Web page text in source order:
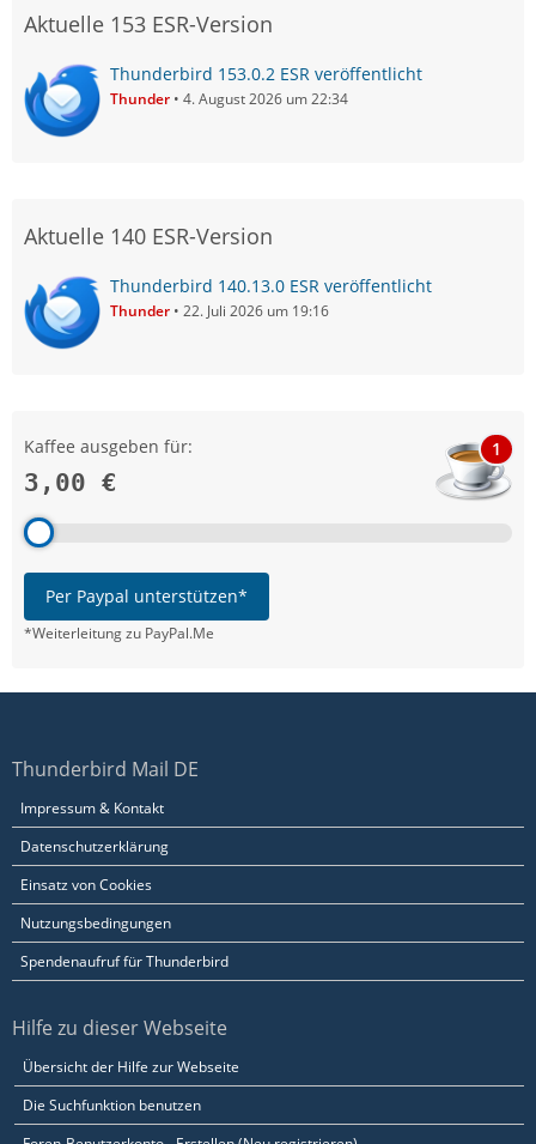
Aktuelle 153 ESR-Version
Thunderbird 153.0.2 ESR veröffentlicht
Thunder 4. August 2026 um 22:34
Aktuelle 140 ESR-Version
Thunderbird 140.13.0 ESR veröffentlicht
Thunder 22. Juli 2026 um 19:16
Kaffee ausgeben für:
3,00 €
1
Per Paypal unterstützen*
*Weiterleitung zu PayPal.Me
Thunderbird Mail DE
Impressum & Kontakt
Datenschutzerklärung
Einsatz von Cookies
Nutzungsbedingungen
Spendenaufruf für Thunderbird
Hilfe zu dieser Webseite
Übersicht der Hilfe zur Webseite
Die Suchfunktion benutzen